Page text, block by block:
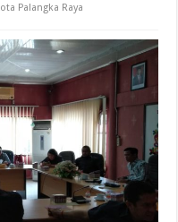
Palangka Raya